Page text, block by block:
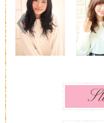
Previous